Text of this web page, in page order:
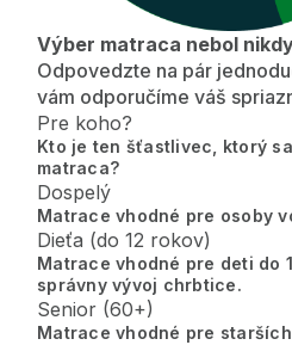
Výber matraca nebol
Odpovedzte na pár
vám odporučíme váš
Pre koho?
Kto je ten šťastlivec, ktorý
matraca?
Dospelý
Matrace vhodné pre osoby
Dieťa (do 12 rokov)
Matrace vhodné pre deti do
správny vývoj chrbtice.
Senior (60+)
Matrace vhodné pre